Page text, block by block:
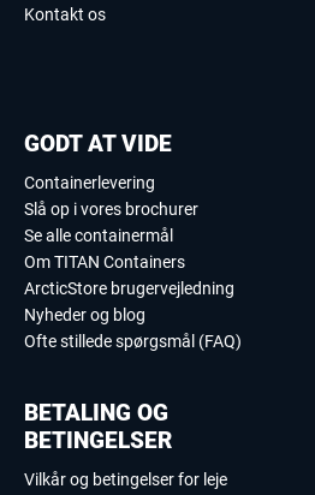
Kontakt os
GODT AT VIDE
Containerlevering
Slå op i vores brochurer
Se alle containermål
Om TITAN Containers
ArcticStore brugervejledning
Nyheder og blog
Ofte stillede spørgsmål (FAQ)
BETALING OG
BETINGELSER
Vilkår og betingelser for leje